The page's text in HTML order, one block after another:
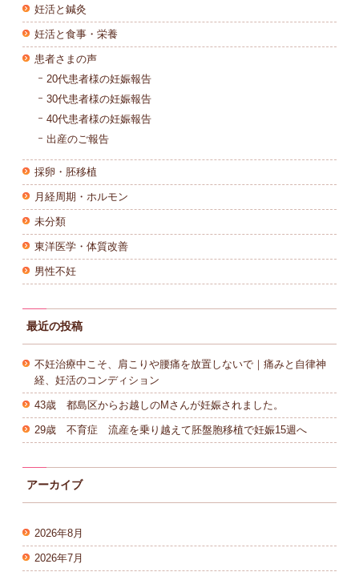
妊活と鍼灸
妊活と食事・栄養
患者さまの声
20代患者様の妊娠報告
30代患者様の妊娠報告
40代患者様の妊娠報告
出産のご報告
採卵・胚移植
月経周期・ホルモン
未分類
東洋医学・体質改善
男性不妊
最近の投稿
不妊治療中こそ、肩こりや腰痛を放置しないで｜痛みと自律神
経、妊活のコンディション
43歳 都島区からお越しのMさんが妊娠されました。
29歳 不育症 流産を乗り越えて胚盤胞移植で妊娠15週へ
アーカイブ
2026年8月
2026年7月